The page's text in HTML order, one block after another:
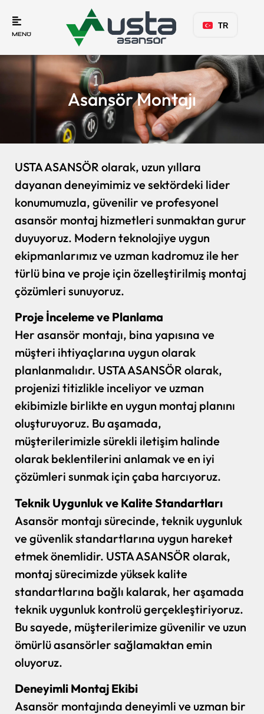
MENÜ
TR
Asansör Montajı
USTA ASANSÖR olarak, uzun yıllara
dayanan deneyimimiz ve sektördeki lider
konumumuzla, güvenilir ve profesyonel
asansör montaj hizmetleri sunmaktan gurur
duyuyoruz. Modern teknolojiye uygun
ekipmanlarımız ve uzman kadromuz ile her
türlü bina ve proje için özelleştirilmiş montaj
çözümleri sunuyoruz.
Proje İnceleme ve Planlama
Her asansör montajı, bina yapısına ve
müşteri ihtiyaçlarına uygun olarak
planlanmalıdır. USTA ASANSÖR olarak,
projenizi titizlikle inceliyor ve uzman
ekibimizle birlikte en uygun montaj planını
oluşturuyoruz. Bu aşamada,
müşterilerimizle sürekli iletişim halinde
olarak beklentilerini anlamak ve en iyi
çözümleri sunmak için çaba harcıyoruz.
Teknik Uygunluk ve Kalite Standartları
Asansör montajı sürecinde, teknik uygunluk
ve güvenlik standartlarına uygun hareket
etmek önemlidir. USTA ASANSÖR olarak,
montaj sürecimizde yüksek kalite
standartlarına bağlı kalarak, her aşamada
teknik uygunluk kontrolü gerçekleştiriyoruz.
Bu sayede, müşterilerimize güvenilir ve uzun
ömürlü asansörler sağlamaktan emin
oluyoruz.
Deneyimli Montaj Ekibi
Asansör montajında deneyimli ve uzman bir